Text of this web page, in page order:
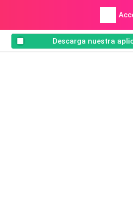
Descarga nuestra